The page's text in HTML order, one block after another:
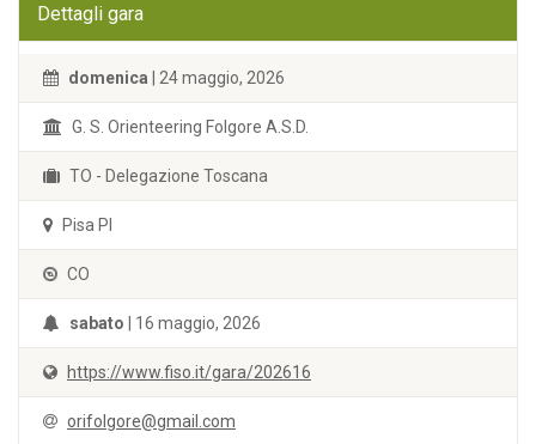
Dettagli gara
domenica | 24 maggio, 2026
G. S. Orienteering Folgore A.S.D.
TO - Delegazione Toscana
Pisa PI
CO
sabato | 16 maggio, 2026
https://www.fiso.it/gara/202616
orifolgore@gmail.com